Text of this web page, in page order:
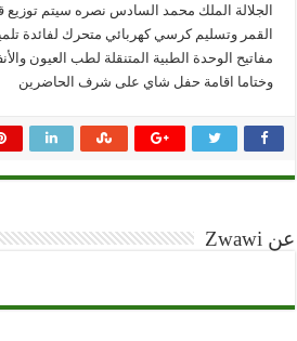
الجلالة الملك محمد السادس نصره سيتم توزيع
القمر وتسليم كرسي كهربائي متحرك لفائدة
مفاتيح الوحدة الطبية المتنقلة لطب العيون
وختاما اقامة حفل شاي على شرف الحاضرين
عن Zwawi